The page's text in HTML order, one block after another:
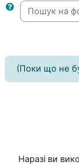
Пошук на
(Поки що не
Наразі ви